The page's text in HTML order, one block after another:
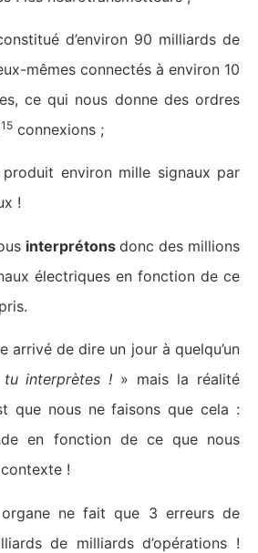
d’environ 90 milliards de
mêmes connectés à environ 10
ce qui nous donne des ordres
15 connexions ;
produit environ mille signaux par
!
interprétons donc des millions
électriques en fonction de ce
arrivé de dire un jour à quelqu’un
interprètes ! » mais la réalité
que nous ne faisons que cela :
en fonction de ce que nous
!
ne fait que 3 erreurs de
de milliards d’opérations !